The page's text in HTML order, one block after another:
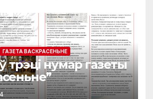
ГАЗЕТА ВАСКРАСЕНЬНЕ
нумар газеты